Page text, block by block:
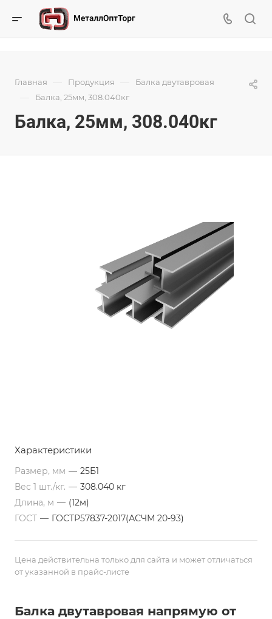
Главная — Продукция — Балка двутавровая
— Балка, 25мм, 308.040кг
Балка, 25мм, 308.040кг
Характеристики
Размер, мм — 25Б1
Вес 1 шт./кг. — 308.040 кг
Длина, м — (12м)
ГОСТ — ГОСТР57837-2017(АСЧМ 20-93)
Цена действительна только для сайта и может отличаться
от указанной в прайс-листе
Балка двутавровая напрямую от